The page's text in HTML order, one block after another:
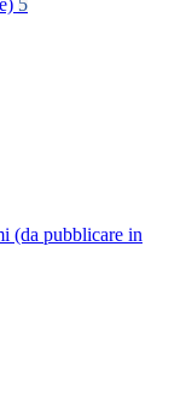
5
(da pubblicare in